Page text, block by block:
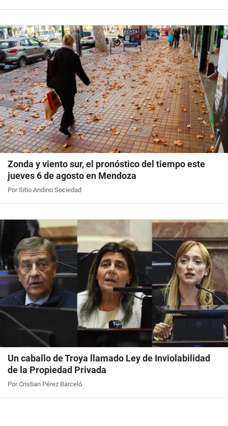
Zonda y viento sur, el pronóstico del tiempo este
jueves 6 de agosto en Mendoza
Por Sitio Andino Sociedad
Un caballo de Troya llamado Ley de Inviolabilidad
de la Propiedad Privada
Por Cristian Pérez Barceló